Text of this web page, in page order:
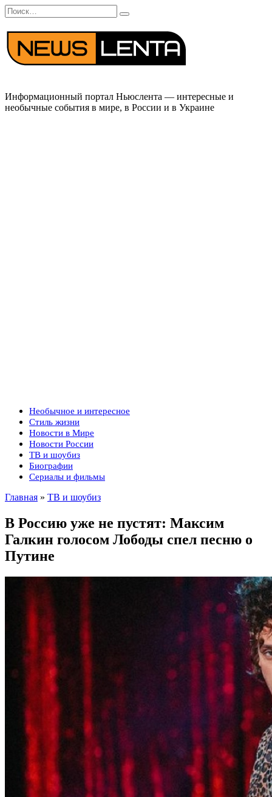
Перейти
к
содержанию
Search
for:
Информационный портал Ньюслента — интересные и
необычные события в мире, в России и в Украине
Необычное и интересное
Стиль жизни
Новости в Мире
Новости России
ТВ и шоубиз
Биографии
Сериалы и фильмы
Главная » ТВ и шоубиз
В Россию уже не пустят: Максим
Галкин голосом Лободы спел песню о
Путине